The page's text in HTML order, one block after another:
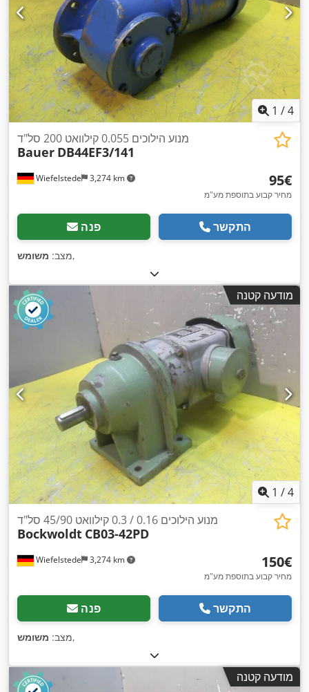
1 /4
Wiefelstede 3,274 km
מנוע הילוכים 0.055 קילוואט 200 סל"ד
Bauer DB44EF3/141
‏95 ‏€
מחיר קבוע בתוספת מע"מ
פנה התקשר
מצב: משומש ,
מודעה קטנה
1 /4
Wiefelstede 3,274 km
מנוע הילוכים 0.16 / 0.3 קילוואט 45/90 סל"ד
Bockwoldt CB03-42PD
‏150 ‏€
מחיר קבוע בתוספת מע"מ
פנה התקשר
מצב: משומש ,
מודעה קטנה